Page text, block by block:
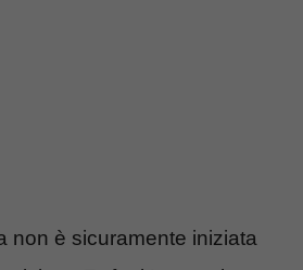
non è sicuramente iniziata